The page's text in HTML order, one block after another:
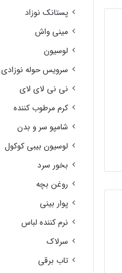
پستانک نوزاد
مینی واش
لوسیون
سرویس حوله نوزادی
نی نی لای لای
کرم مرطوب کننده
شامپو سر و بدن
لوسیون بیبی کوکول
بخور سرد
روغن بچه
پوار بینی
نرم کننده لباس
سرلاک
تاب برقی